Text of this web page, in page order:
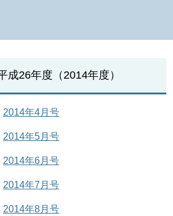
成26年度（2014年度）
2014年4月号
2014年5月号
2014年6月号
2014年7月号
2014年8月号